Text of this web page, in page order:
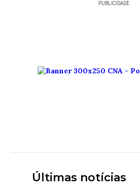
PUBLICIDADE
Últimas notícias